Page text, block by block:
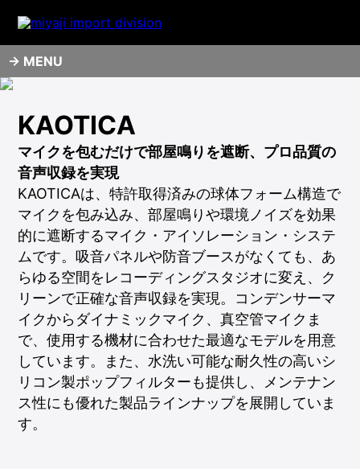
MENU
KAOTICA
マイクを包むだけで部屋鳴りを遮断、プロ品質の
音声収録を実現
KAOTICAは、特許取得済みの球体フォーム構造で
マイクを包み込み、部屋鳴りや環境ノイズを効果
的に遮断するマイク・アイソレーション・システ
ムです。吸音パネルや防音ブースがなくても、あ
らゆる空間をレコーディングスタジオに変え、ク
リーンで正確な音声収録を実現。コンデンサーマ
イクからダイナミックマイク、真空管マイクま
で、使用する機材に合わせた最適なモデルを用意
しています。また、水洗い可能な耐久性の高いシ
リコン製ポップフィルターも提供し、メンテナン
ス性にも優れた製品ラインナップを展開していま
す。